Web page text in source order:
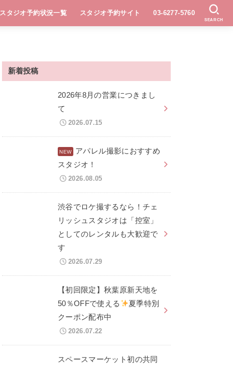
スタジオ予約状況一覧 スタジオ予約サイト 03-6277-5760
SEARCH
新着投稿
2026年8月の営業につきまし
て
2026.07.15
アパレル撮影におすすめ
スタジオ！
2026.08.05
渋谷でロケ撮するなら！チェ
リッシュスタジオは「控室」
としてのレンタルも大歓迎で
す
2026.07.29
【初回限定】秋葉原新天地を
50％OFFで使える
夏季特別
クーポン配布中
2026.07.22
スペースマーケット初の共同